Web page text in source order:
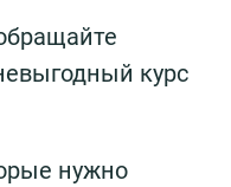
курс
нужно